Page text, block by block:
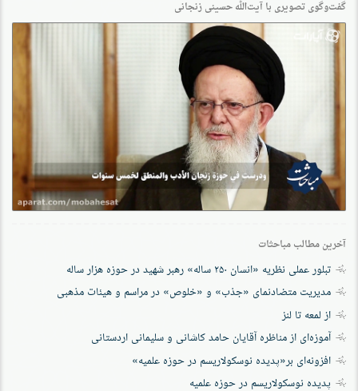
گفت‌وگو‌ی تصویری با آیت‌الله حسینی زنجانی
آخرین مطالب مباحثات
تبلور عملی نظریه «انسان ۲۵۰ ساله» رهبر شهید در حوزه هزار ساله
مدیریت متضادنمای «جذب» و «خلوص» در مراسم و هیئات مذهبی
از لمعه تا لنز
آموزه‌ای از مناظره آقایان حامد کاشانی و سلیمانی اردستانی
افزونه‌ای بر«پدیده نوسکولاریسم در حوزه‌ علمیه»
پدیده نوسکولاریسم در حوزه علمیه